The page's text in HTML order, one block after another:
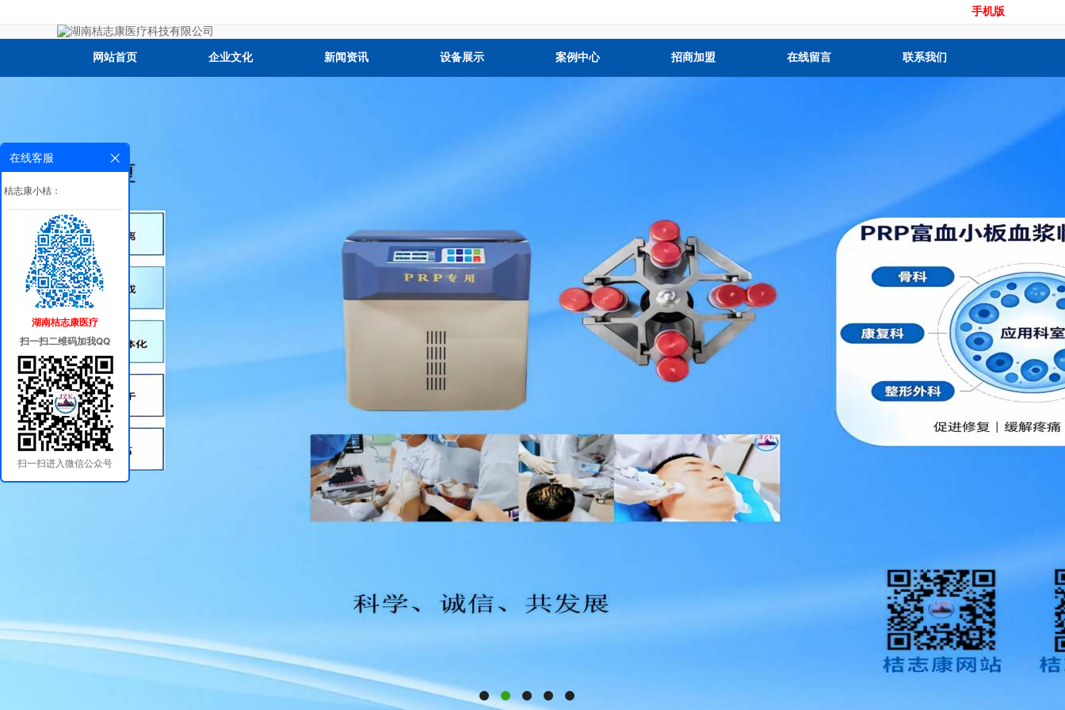
手机版
网站首页 企业文化 新闻资讯 设备展示 案例中心 招商加盟 在线留言 联系我们
在线客服
桔志康小桔：
湖南桔志康医疗
扫一扫二维码加我QQ
扫一扫进入微信公众号